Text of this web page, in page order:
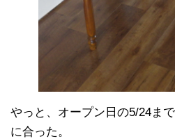
やっと、オープン日の5/24ま
に合った。